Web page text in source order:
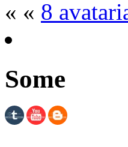
« « 8
Some